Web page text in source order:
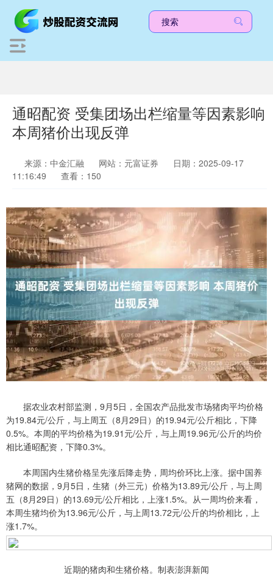
通昭配资 受集团场出栏缩量等因素影响
本周猪价出现反弹
来源：中金汇融 网站：元富证券
日期：2025-09-17
11:16:49
查看：150
据农业农村部监测，9月5日，全国农产品批发市场猪肉平均价格
为19.84元/公斤，与上周五（8月29日）的19.94元/公斤相比，下降
0.5%。本周的平均价格为19.91元/公斤，与上周19.96元/公斤的均价
相比通昭配资，下降0.3%。
本周国内生猪价格呈先涨后降走势，周均价环比上涨。据中国养
猪网的数据，9月5日，生猪（外三元）价格为13.89元/公斤，与上周
五（8月29日）的13.69元/公斤相比，上涨1.5%。从一周均价来看，
本周生猪均价为13.96元/公斤，与上周13.72元/公斤的均价相比，上
涨1.7%。
近期的猪肉和生猪价格。制表澎湃新闻